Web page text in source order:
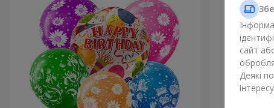
сайт
Деякі